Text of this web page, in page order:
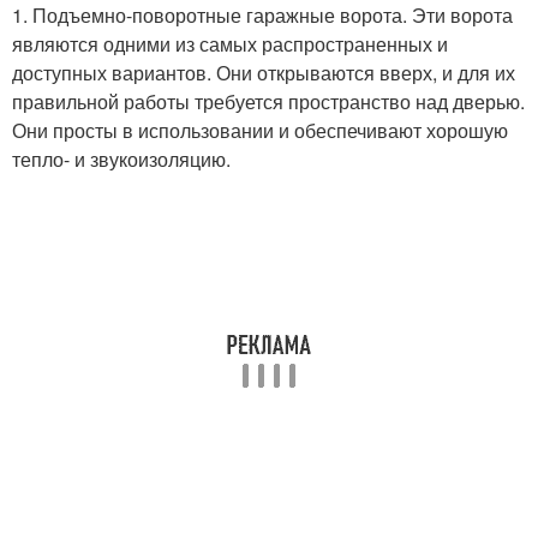
1. Подъемно-поворотные гаражные ворота. Эти ворота
являются одними из самых распространенных и
доступных вариантов. Они открываются вверх, и для их
правильной работы требуется пространство над дверью.
Они просты в использовании и обеспечивают хорошую
тепло- и звукоизоляцию.